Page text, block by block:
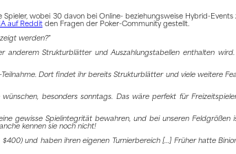
wobei 30 davon bei Online- beziehungsweise Hybrid-Events
auf Redditden Fragen der Poker-Community gestellt.
werden?”
Strukturblätter und Auszahlungstabellen enthalten
Dort findet ihr bereits Strukturblätter und viele weitere
besonders sonntags. Das wäre perfekt für
gewisse Spielintegrität bewahren, und bei unseren Feldgrößen
kennen sie noch nicht!
und haben ihren eigenen Turnierbereich […] Früher hatte